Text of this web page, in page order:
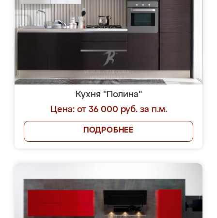
Кухня "Полина"
Цена: от 36 000 руб. за п.м.
ПОДРОБНЕЕ